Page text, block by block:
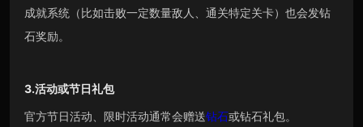
成就系统（比如击败一定数量敌人、通关特定关卡）也会发钻
石奖励。
3.活动或节日礼包
官方节日活动、限时活动通常会赠送钻石或钻石礼包。